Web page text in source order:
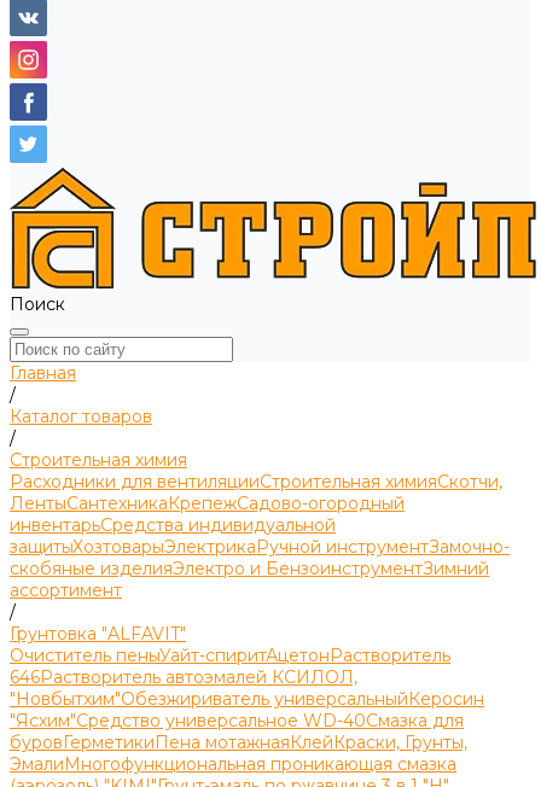
Поиск
Главная
/
Каталог товаров
/
Строительная химия
Расходники для вентиляцииСтроительная химияСкотчи,
ЛентыСантехникаКрепежСадово-огородный
инвентарьСредства индивидуальной
защитыХозтоварыЭлектрикаРучной инструментЗамочно-
скобяные изделияЭлектро и БензоинструментЗимний
ассортимент
/
Грунтовка "ALFAVIT"
Очиститель пеныУайт-спиритАцетонРастворитель
646Растворитель автоэмалей КСИЛОЛ,
"Новбытхим"Обезжириватель универсальныйКеросин
"Ясхим"Средство универсальное WD-40Смазка для
буровГерметикиПена мотажнаяКлейКраски, Грунты,
ЭмалиМногофункциональная проникающая смазка